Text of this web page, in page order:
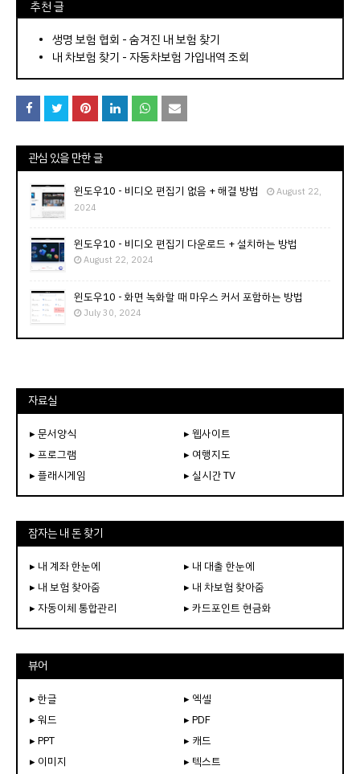
⠀추천 글
⠀­­­­­­­­؜؜؜؜­­­­­­­­؜؜؜؜• 생명 보험 협회 - 숨겨진 내 보험 찾기
내 차보험 찾기 - 자동차보험 가입내역 조회
관심 있을 만한 글
윈도우10 - 비디오 편집기 없음 + 해결 방법
August 22,
2024
윈도우10 - 비디오 편집기 다운로드 + 설치하는 방법
August 22, 2024
윈도우10 - 화면 녹화할 때 마우스 커서 포함하는 방법
July 30, 2024
자료실
▸ 문서양식
▸ 웹사이트
▸ 프로그램
▸ 여행지도
▸ 플래시게임
▸ 실시간 TV
잠자는 내 돈 찾기
▸ 내 계좌 한눈에
▸ 내 대출 한눈에
▸ 내 보험 찾아줌
▸ 내 차보험 찾아줌
▸ 자동이체 통합관리
▸ 카드포인트 현금화
뷰어
▸ 한글
▸ 엑셀
▸ 워드
▸ PDF
▸ PPT
▸ 캐드
▸ 이미지
▸ 텍스트